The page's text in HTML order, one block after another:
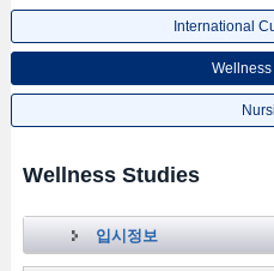
International
Wellness Studies
입시정보